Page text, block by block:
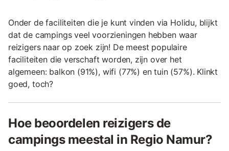
Onder de faciliteiten die je kunt vinden via Holidu, blijkt
dat de campings veel voorzieningen hebben waar
reizigers naar op zoek zijn! De meest populaire
faciliteiten die verschaft worden, zijn over het
algemeen: balkon (91%), wifi (77%) en tuin (57%). Klinkt
goed, toch?
Hoe beoordelen reizigers de
campings meestal in Regio Namur?